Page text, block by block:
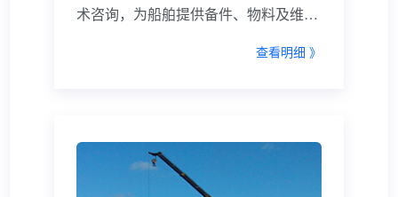
术咨询，为船舶提供备件、物料及维修
部门、港口、码头、保险公司等保持良
好的工作关系，在船舶安全检查、船舶
保险理赔、船舶险情事故处理等方面，
查看明细 》